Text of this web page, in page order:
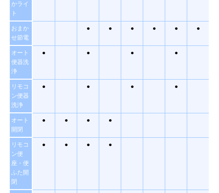
かライ
ト
おまか
せ節電
● ● ● ● ● ●
オート
便器洗
浄
● ● ● ●
リモコ
ン便器
洗浄
● ● ● ●
オート
開閉
● ● ● ●
リモコ
ン便
座・便
ふた開
閉
● ● ● ●